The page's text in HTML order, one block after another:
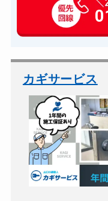
玄関カギ作成
玄関カギ交換
バイクカギ開け
バイクカギ作成
スーツケースカギ
金庫カギ開け
金庫カギ交換
ロッカーカギ
カギサービス